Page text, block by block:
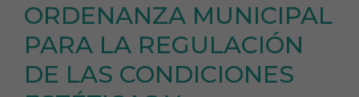
ORDENANZA MUNICIPAL
PARA LA REGULACIÓN
DE LAS CONDICIONES